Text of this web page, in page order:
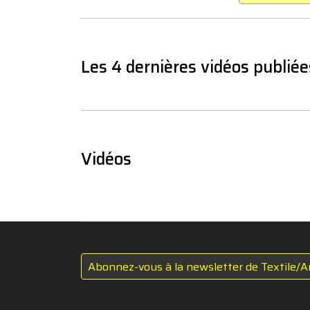
Les 4 dernières vidéos
Vidéos
Abonnez-vous à la newsletter de Textile/